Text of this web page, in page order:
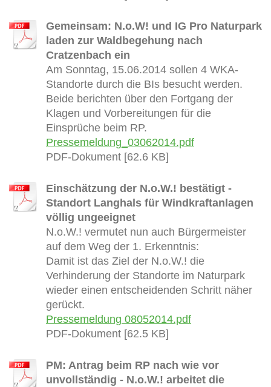
Gemeinsam: N.o.W! und IG Pro Naturpark
laden zur Waldbegehung nach
Cratzenbach ein
Am Sonntag, 15.06.2014 sollen 4 WKA-
Standorte durch die BIs besucht werden.
Beide berichten über den Fortgang der
Klagen und Vorbereitungen für die
Einsprüche beim RP.
Pressemeldung_03062014.pdf
PDF-Dokument [62.6 KB]
Einschätzung der N.o.W.! bestätigt -
Standort Langhals für Windkraftanlagen
völlig ungeeignet
N.o.W.! vermutet nun auch Bürgermeister
auf dem Weg der 1. Erkenntnis:
Damit ist das Ziel der N.o.W.! die
Verhinderung der Standorte im Naturpark
wieder einen entscheidenden Schritt näher
gerückt.
Pressemeldung 08052014.pdf
PDF-Dokument [62.5 KB]
PM: Antrag beim RP nach wie vor
unvollständig - N.o.W.! arbeitet die